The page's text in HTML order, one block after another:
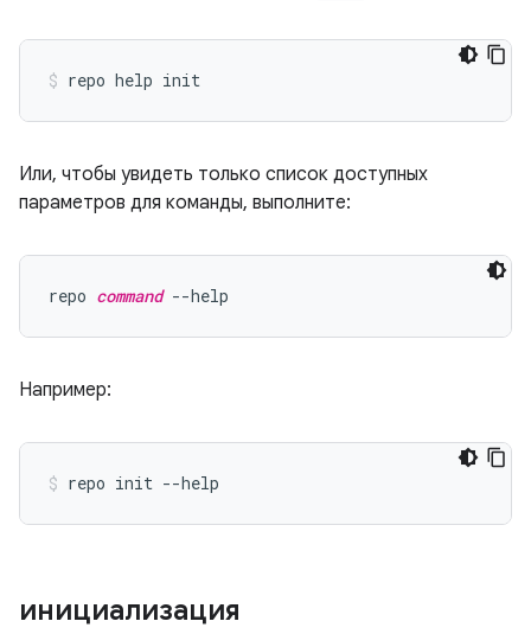
Или, чтобы увидеть только список доступных
параметров для команды, выполните:
repo command
Например:
инициализация